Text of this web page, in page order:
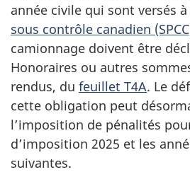
année civile qui sont versés
sous contrôle canadien
camionnage doivent être
Honoraires ou autres
rendus, du feuillet T4A. Le
cette obligation peut
l’imposition de pénalités
d’imposition 2025 et les
suivantes.